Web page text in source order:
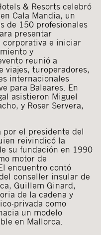
& Resorts celebró
Cala Mandia, un
de 150 profesionales
presentar
corporativa e iniciar
y
reunió a
viajes, turoperadores,
internacionales
para Baleares. En
asistieron Miguel
y Roser Servera,
por el presidente del
reivindicó la
su fundación en 1990
motor de
encuentro contó
conseller insular de
Guillem Ginard,
de la cadena y
privada como
un modelo
en Mallorca.